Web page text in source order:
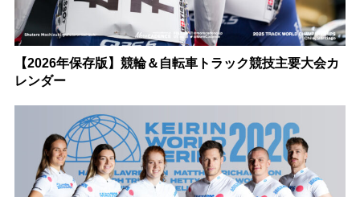
【2026年保存版】競輪＆自転車トラック競技主要大会カ
レンダー